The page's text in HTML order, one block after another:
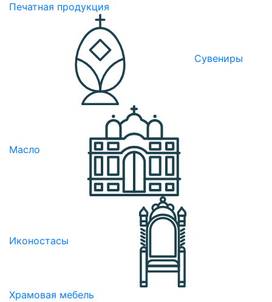
Печатная продукция
Сувениры
Масло
Иконостасы
Храмовая мебель